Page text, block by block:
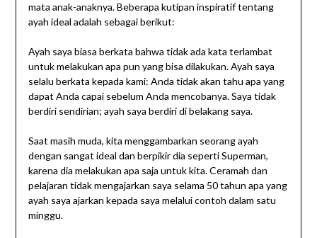
mata anak-anaknya. Beberapa kutipan inspiratif tentang
ayah ideal adalah sebagai berikut:
Ayah saya biasa berkata bahwa tidak ada kata terlambat
untuk melakukan apa pun yang bisa dilakukan. Ayah saya
selalu berkata kepada kami: Anda tidak akan tahu apa yang
dapat Anda capai sebelum Anda mencobanya. Saya tidak
berdiri sendirian; ayah saya berdiri di belakang saya.
Saat masih muda, kita menggambarkan seorang ayah
dengan sangat ideal dan berpikir dia seperti Superman,
karena dia melakukan apa saja untuk kita. Ceramah dan
pelajaran tidak mengajarkan saya selama 50 tahun apa yang
ayah saya ajarkan kepada saya melalui contoh dalam satu
minggu.